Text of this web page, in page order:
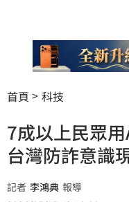
首頁 科技
7成以上民眾
台灣防詐意識
記者 李鴻典 報導